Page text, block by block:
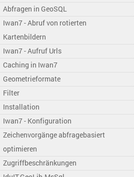
Abfragen in GeoSQL
Iwan7 - Abruf von rotierten
Kartenbildern
Iwan7 - Aufruf Urls
Caching in Iwan7
Geometrieformate
Filter
Installation
Iwan7 - Konfiguration
Zeichenvorgänge abfragebasiert
optimieren
Zugriffbeschränkungen